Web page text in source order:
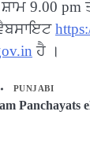
9.00
ਹੈ ।
PUNJABI
Panchayats